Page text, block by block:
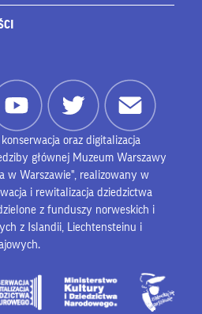
oraz digitalizacja
głównej Muzeum Warszawy
w Warszawie", realizowany w
i rewitalizacja dziedzictwa
z funduszy norweskich i
z Islandii, Liechtensteinu i